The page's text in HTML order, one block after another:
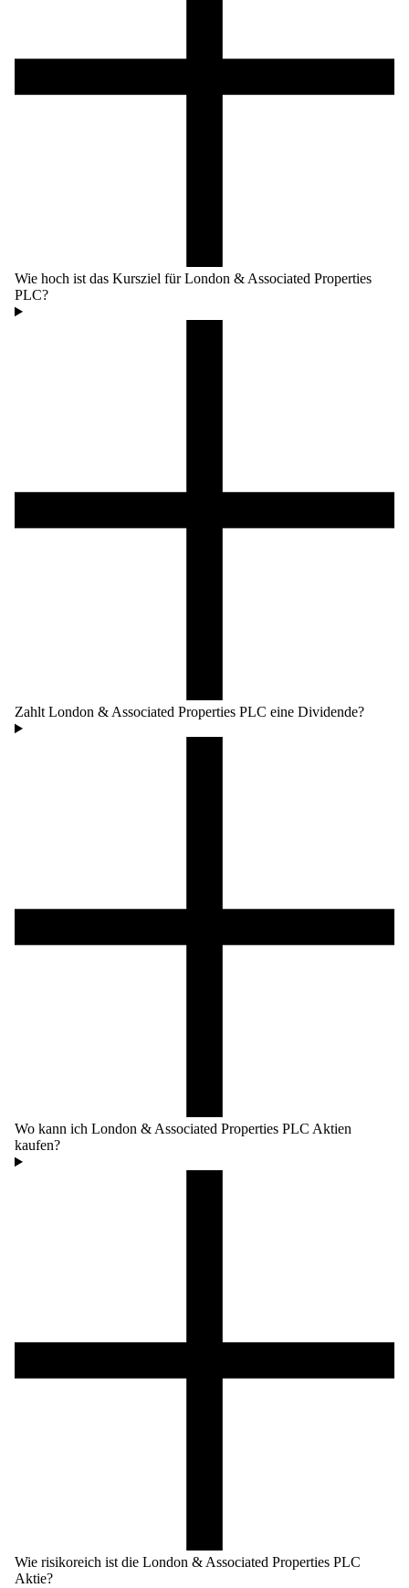
Wie hoch ist das Kursziel für London & Associated Properties
PLC?
Zahlt London & Associated Properties PLC eine Dividende?
Wo kann ich London & Associated Properties PLC Aktien
kaufen?
Wie risikoreich ist die London & Associated Properties PLC
Aktie?